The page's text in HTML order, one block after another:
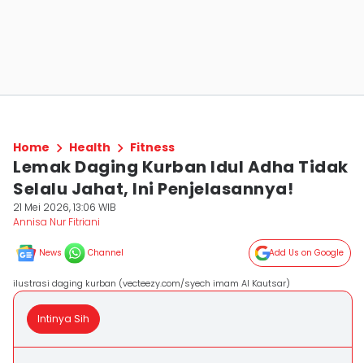
Home Health Fitness
Lemak Daging Kurban Idul Adha Tidak
Selalu Jahat, Ini Penjelasannya!
21 Mei 2026, 13:06 WIB
Annisa Nur Fitriani
News Channel Add Us on Google
ilustrasi daging kurban (vecteezy.com/syech imam Al Kautsar)
Intinya Sih